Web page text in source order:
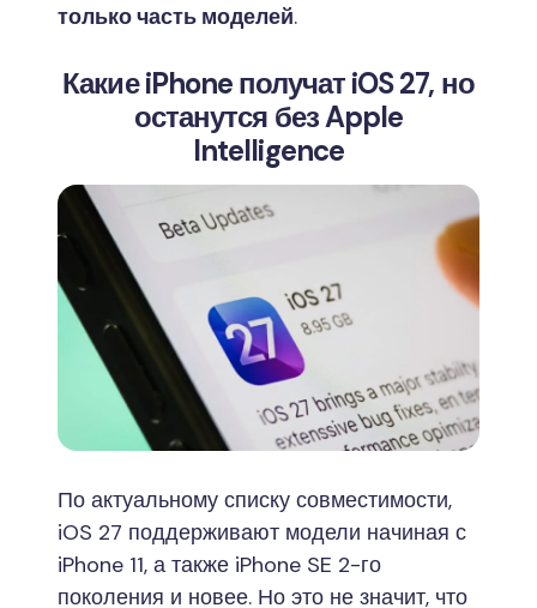
только часть моделей.
Какие iPhone получат iOS 27, но
останутся без Apple
Intelligence
По актуальному списку совместимости,
iOS 27 поддерживают модели начиная с
iPhone 11, а также iPhone SE 2-го
поколения и новее. Но это не значит, что